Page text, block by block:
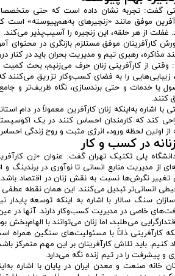
گفت: تجربه نشان داده است که حتی متخصصان
موفق مانند «زنجیرهای به‌هم‌پیوسته»
از هر حلقه، این زنجیره را آسیب‌پذیر می‌کند.
کارآفرینان موفق مستلزم بازنگری در محتوای
مذاکره، رهبری تیم و مدیریت بحران باید در
از کارآفرینی زنان حرف می‌زنیم، بحث
را به فضای کسب‌وکار تزریق می‌کنند
یا خدمات و حتی برندسازی، نگاه ظریف‌تر و
کنند.
با اشاره به‌اینکه زنان کارآفرین معمولاً در دام
کند که کارمندان احساس کنند در یک
اولین لحظه ورود، انرژی مثبت و روح زندگی
در کسب و کار
پلی تکنیک تهران گفت: عنوان «زن
از مدیریت منابع انسانی تا نوآوری در
تغییر نگرش‌ها نسبت به نقش زنان در اقتصاد
انسانی‌تر تبدیل می‌کنند. این همان نقطه عطفی
سنگ سالار با اشاره به اینکه توسعه
خاصی در مدیریت کسب‌وکار دارند. آنها در
می‌طلبد، اما زنان می‌توانند با الهام‌بخش
کارآفرینی ذاتاً با مسئولیت‌های سنگین همراه
کنیم. باید تلاش کارآفرینان بر این مهم
و پیشرفت را در تیم زنده نگه می‌دارد.
خانه صنعت و معدن ایران در پایان با اشاره